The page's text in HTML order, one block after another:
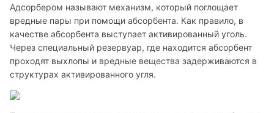
Адсорбером называют механизм, который поглощает
вредные пары при помощи абсорбента. Как правило, в
качестве абсорбента выступает активированный уголь.
Через специальный резервуар, где находится абсорбент
проходят выхлопы и вредные вещества задерживаются в
структурах активированного угля.